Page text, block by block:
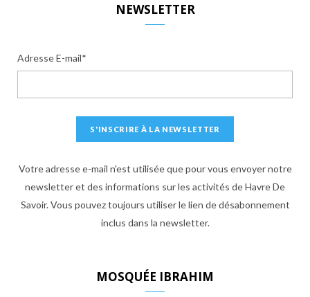
NEWSLETTER
Adresse E-mail*
Votre adresse e-mail n'est utilisée que pour vous envoyer notre
newsletter et des informations sur les activités de Havre De
Savoir. Vous pouvez toujours utiliser le lien de désabonnement
inclus dans la newsletter.
MOSQUÉE IBRAHIM